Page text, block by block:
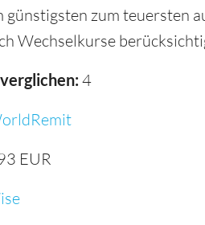
günstigsten zum teuersten
Wechselkurse
4
EUR